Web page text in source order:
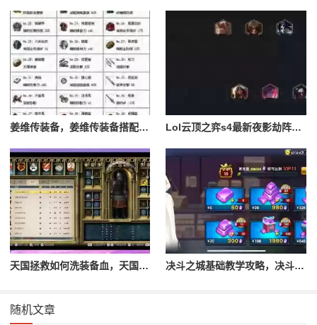
姜维传装备，姜维传装备搭配一览表最新 Lol云顶之弈s4最新夜影劫阵容搭配，云顶之奕夜影劫阵容
天国拯救如何洗装备血，天国拯救怎么洗衣服 决斗之城基础教学攻略，决斗之城教学攻略2111
随机文章